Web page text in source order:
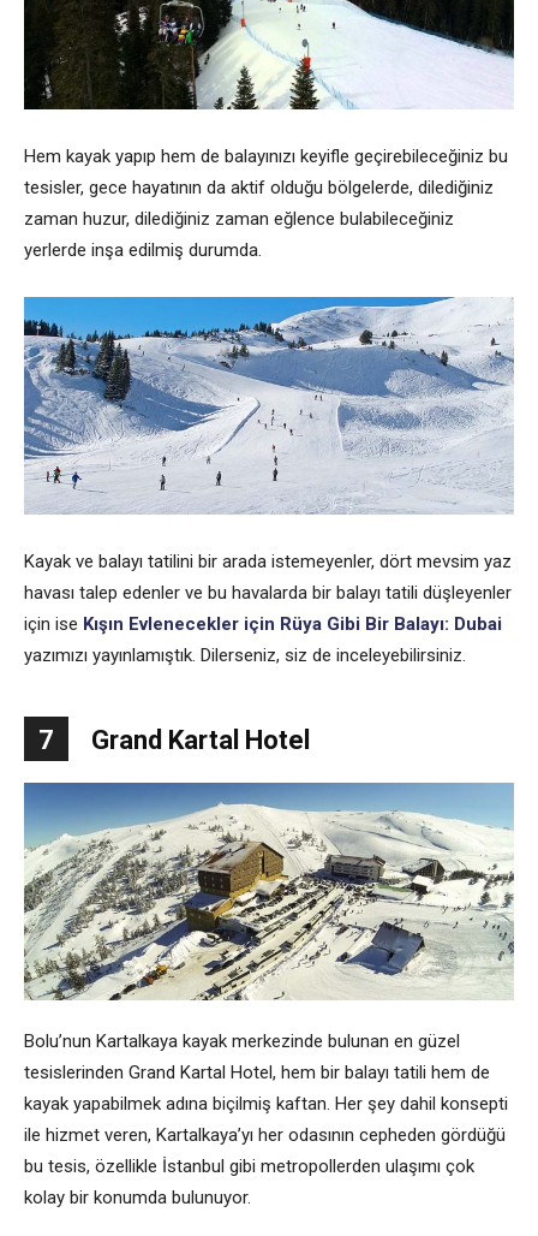
Hem kayak yapıp hem de balayınızı keyifle geçirebileceğiniz bu
tesisler, gece hayatının da aktif olduğu bölgelerde, dilediğiniz
zaman huzur, dilediğiniz zaman eğlence bulabileceğiniz
yerlerde inşa edilmiş durumda.
Kayak ve balayı tatilini bir arada istemeyenler, dört mevsim yaz
havası talep edenler ve bu havalarda bir balayı tatili düşleyenler
için ise Kışın Evlenecekler için Rüya Gibi Bir Balayı: Dubai
yazımızı yayınlamıştık. Dilerseniz, siz de inceleyebilirsiniz.
7 Grand Kartal Hotel
Bolu’nun Kartalkaya kayak merkezinde bulunan en güzel
tesislerinden Grand Kartal Hotel, hem bir balayı tatili hem de
kayak yapabilmek adına biçilmiş kaftan. Her şey dahil konsepti
ile hizmet veren, Kartalkaya’yı her odasının cepheden gördüğü
bu tesis, özellikle İstanbul gibi metropollerden ulaşımı çok
kolay bir konumda bulunuyor.